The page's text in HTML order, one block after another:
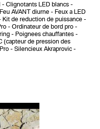
Clignotants LED blancs
Feu AVANT diurne
Feux a LED
Kit de reduction de puissance
Ordinateur de bord pro
Poignees chauffantes
(capteur de pression des
Silencieux Akraprovic